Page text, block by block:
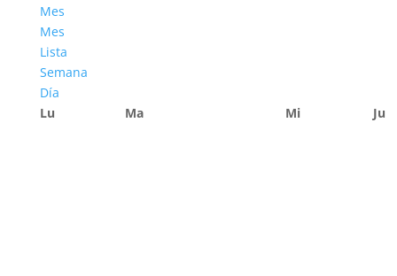
Mes
Mes
Lista
Semana
Día
Lu
Ma Mi Ju